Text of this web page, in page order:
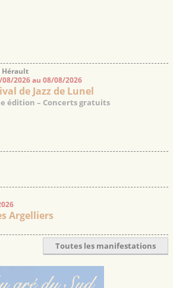
Hérault
2026 au 08/08/2026
de Jazz de Lunel
édition – Concerts gratuits
Argelliers
Toutes les manifestations